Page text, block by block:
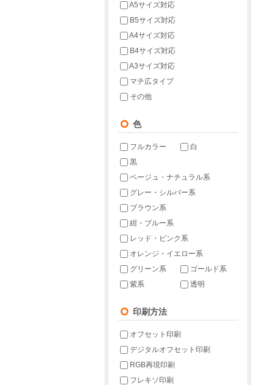
A5サイズ対応
B5サイズ対応
A4サイズ対応
B4サイズ対応
A3サイズ対応
マチ広タイプ
その他
色
フルカラー
白
黒
ベージュ・ナチュラル系
グレー・シルバー系
ブラウン系
紺・ブルー系
レッド・ピンク系
オレンジ・イエロー系
グリーン系
ゴールド系
紫系
透明
印刷方法
オフセット印刷
デジタルオフセット印刷
RGB再現印刷
フレキソ印刷